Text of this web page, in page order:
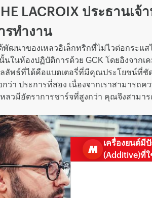
LACROIX ประธานเ
รทำงาน
ด้พัฒนาของเหลวอิเล็กทริกที่ไม่ไวต่อกระ
นในห้องปฏิบัติการด้วย GCK โดยอิงจาก
ลลัพธ์ที่ได้คือแบตเตอรี่ที่มีคุณประโยชน์ที่
ว่า ประการที่สอง เนื่องจากเราสามารถ
หลวมีอัตราการชาร์จที่สูงกว่า คุณจึงสามาร
เครื่องยนต์มี
(Additive)ที่ใ